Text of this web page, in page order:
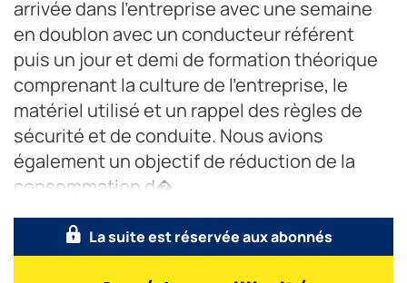
arrivée dans l’entreprise avec une semaine
en doublon avec un conducteur référent
puis un jour et demi de formation théorique
comprenant la culture de l’entreprise, le
matériel utilisé et un rappel des règles de
sécurité et de conduite. Nous avions
également un objectif de réduction de la
consommation d�
La suite est réservée aux abonnés